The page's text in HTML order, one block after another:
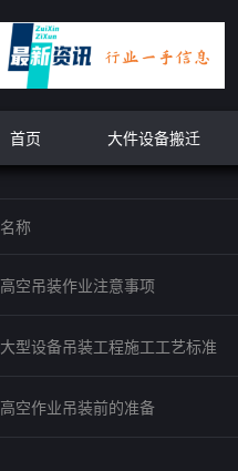
首页 大件设备搬迁
名称
高空吊装作业注意事项
大型设备吊装工程施工工艺标准
高空作业吊装前的准备